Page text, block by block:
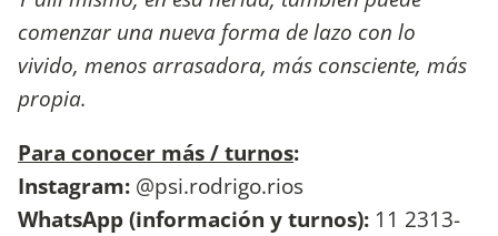
comenzar una nueva forma de lazo con lo
vivido, menos arrasadora, más consciente, más
propia.
Para conocer más / turnos:
Instagram: @psi.rodrigo.rios
WhatsApp (información y turnos): 11 2313-